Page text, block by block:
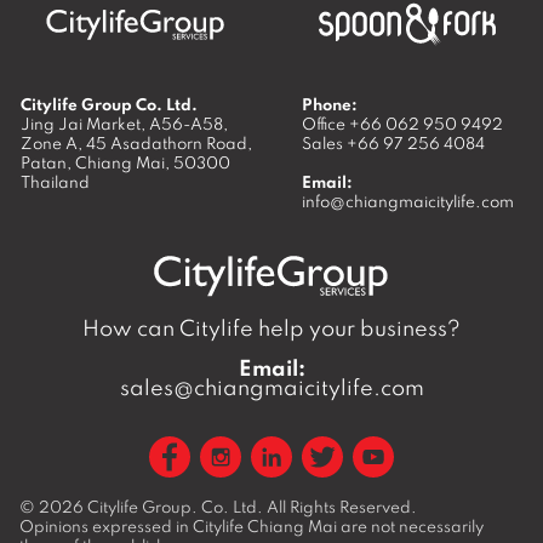
Citylife Group Co. Ltd.
Jing Jai Market, A56-A58,
Zone A, 45 Asadathorn Road,
Patan, Chiang Mai, 50300
Thailand
Phone:
Office +66 062 950 9492
Sales +66 97 256 4084
Email:
info@chiangmaicitylife.com
How can Citylife help your business?
Email:
sales@chiangmaicitylife.com
© 2026 Citylife Group. Co. Ltd. All Rights Reserved.
Opinions expressed in Citylife Chiang Mai are not necessarily